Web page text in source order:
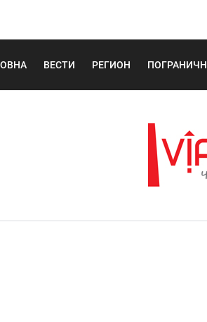
ВЕСТИ РЕГИОН